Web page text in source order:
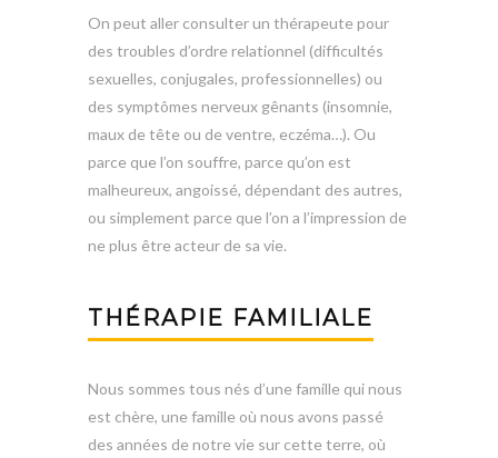
On peut aller consulter un thérapeute pour
des troubles d’ordre relationnel (difficultés
sexuelles, conjugales, professionnelles) ou
des symptômes nerveux gênants (insomnie,
maux de tête ou de ventre, eczéma…). Ou
parce que l’on souffre, parce qu’on est
malheureux, angoissé, dépendant des autres,
ou simplement parce que l’on a l’impression de
ne plus être acteur de sa vie.
THÉRAPIE FAMILIALE
Nous sommes tous nés d’une famille qui nous
est chère, une famille où nous avons passé
des années de notre vie sur cette terre, où